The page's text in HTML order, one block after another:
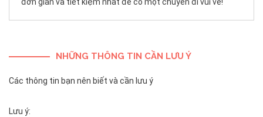
NHỮNG THÔNG TIN CẦN LƯU Ý
Các thông tin bạn nên biết và cần lưu ý
Lưu ý: